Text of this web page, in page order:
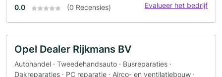
0.0 (0 Recensies) Evalueer het bedrijf
Opel Dealer Rijkmans BV
Autohandel · Tweedehandsauto · Busreparaties ·
Dakreparaties · PC reparatie · Airco- en ventilatiebouw ·